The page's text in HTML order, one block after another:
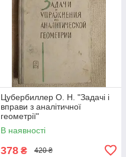
Цубербиллер О. Н. "Задачі і
вправи з аналітичної
геометрії"
В наявності
378 ₴ 420 ₴